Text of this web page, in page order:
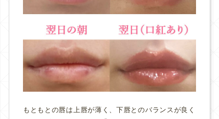
もともとの唇は上唇が薄く、下唇とのバランスが良く